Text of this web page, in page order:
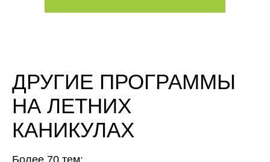
ДРУГИЕ ПРОГРАММЫ
НА ЛЕТНИХ
КАНИКУЛАХ